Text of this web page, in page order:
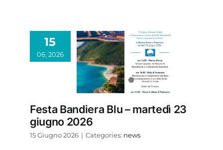
15
06, 2026
Festa Bandiera Blu – martedì 23
giugno 2026
15 Giugno 2026 | Categories: news